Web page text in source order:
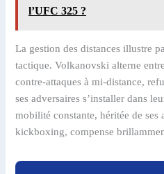
l’UFC 325 ?
La gestion des distances illustre
tactique. Volkanovski alterne
contre-attaques à mi-distance,
ses adversaires s’installer dans
mobilité constante, héritée de ses
kickboxing, compense